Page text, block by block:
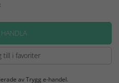
HANDLA
till i favoriter
av Trygg e-handel.